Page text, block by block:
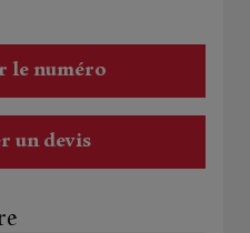
le numéro
un devis